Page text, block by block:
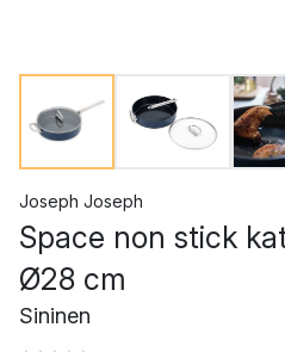
Joseph Joseph
Space non stick
Ø28 cm
Sininen